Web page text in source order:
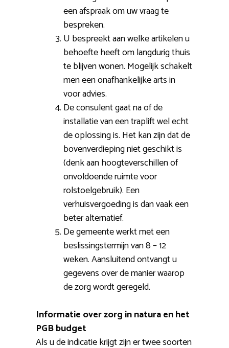
een afspraak om uw vraag te
bespreken.
U bespreekt aan welke artikelen u
behoefte heeft om langdurig thuis
te blijven wonen. Mogelijk schakelt
men een onafhankelijke arts in
voor advies.
De consulent gaat na of de
installatie van een traplift wel echt
de oplossing is. Het kan zijn dat de
bovenverdieping niet geschikt is
(denk aan hoogteverschillen of
onvoldoende ruimte voor
rolstoelgebruik). Een
verhuisvergoeding is dan vaak een
beter alternatief.
De gemeente werkt met een
beslissingstermijn van 8 – 12
weken. Aansluitend ontvangt u
gegevens over de manier waarop
de zorg wordt geregeld.
Informatie over zorg in natura en het
PGB budget
Als u de indicatie krijgt zijn er twee soorten